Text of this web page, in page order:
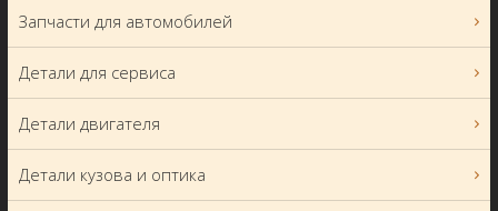
Запчасти для автомобилей
Детали для сервиса
Детали двигателя
Детали кузова и оптика